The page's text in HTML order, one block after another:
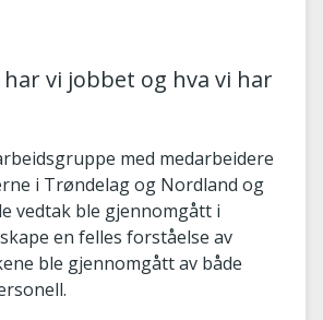
har vi jobbet og hva vi har
med medarbeidere
i Trøndelag og Nordland og
vedtak ble gjennomgått i
en felles forståelse av
ble gjennomgått av både